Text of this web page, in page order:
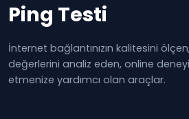
Ping Testi
İnternet bağlantınızın kalitesini
değerlerini analiz eden, online
etmenize yardımcı olan araçlar.